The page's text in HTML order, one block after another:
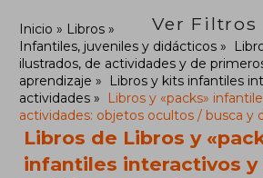
Ver Filtros
Inicio
Libros
Infantiles, juveniles y didácticos
ilustrados, de actividades y de
aprendizaje
Libros y kits infantiles
actividades
Libros y «packs»
actividades: objetos ocultos / busca y
Libros de Libros y
infantiles interactivos y